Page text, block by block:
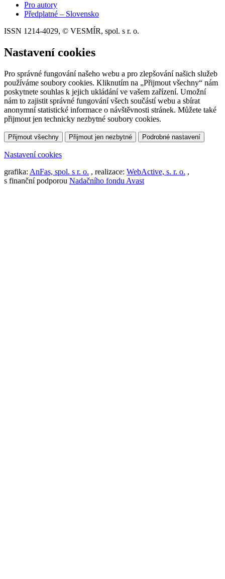
Pro autory
Předplatné – Slovensko
ISSN 1214-4029, © VESMÍR, spol. s r. o.
Nastavení cookies
Pro správné fungování našeho webu a pro zlepšování našich služeb
používáme soubory cookies. Kliknutím na „Přijmout všechny“ nám
poskytnete souhlas k jejich ukládání ve vašem zařízení. Umožní
nám to zajistit správné fungování všech součástí webu a sbírat
anonymní statistické informace o návštěvnosti stránek. Můžete také
přijmout jen technicky nezbytné soubory cookies.
Přijmout všechny Přijmout jen nezbytné Podrobné nastavení
Nastavení cookies
grafika: AnFas, spol. s r. o. , realizace: WebActive, s. r. o. ,
s finanční podporou Nadačního fondu Avast